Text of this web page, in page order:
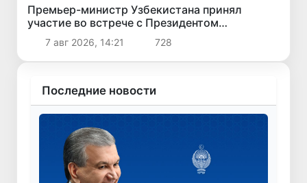
Премьер-министр Узбекистана принял
участие во встрече с Президентом
Кыргызстана в рамках мероприятий ЕАЭС
7 авг 2026, 14:21 728
Последние новости